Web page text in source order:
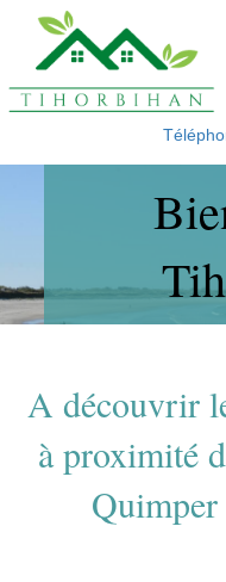
A découvrir
à proximité